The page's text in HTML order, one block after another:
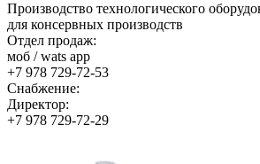
Производство технологического
для консервных производств
Отдел продаж:
моб / wats app
+7 978 729-72-53
Снабжение:
Директор:
+7 978 729-72-29